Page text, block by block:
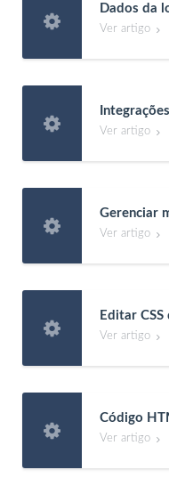

Dados da
Ver artigo 
 Ver artigo 

Gerenciar
Ver artigo 

Editar
Ver artigo 

Código
Ver artigo 